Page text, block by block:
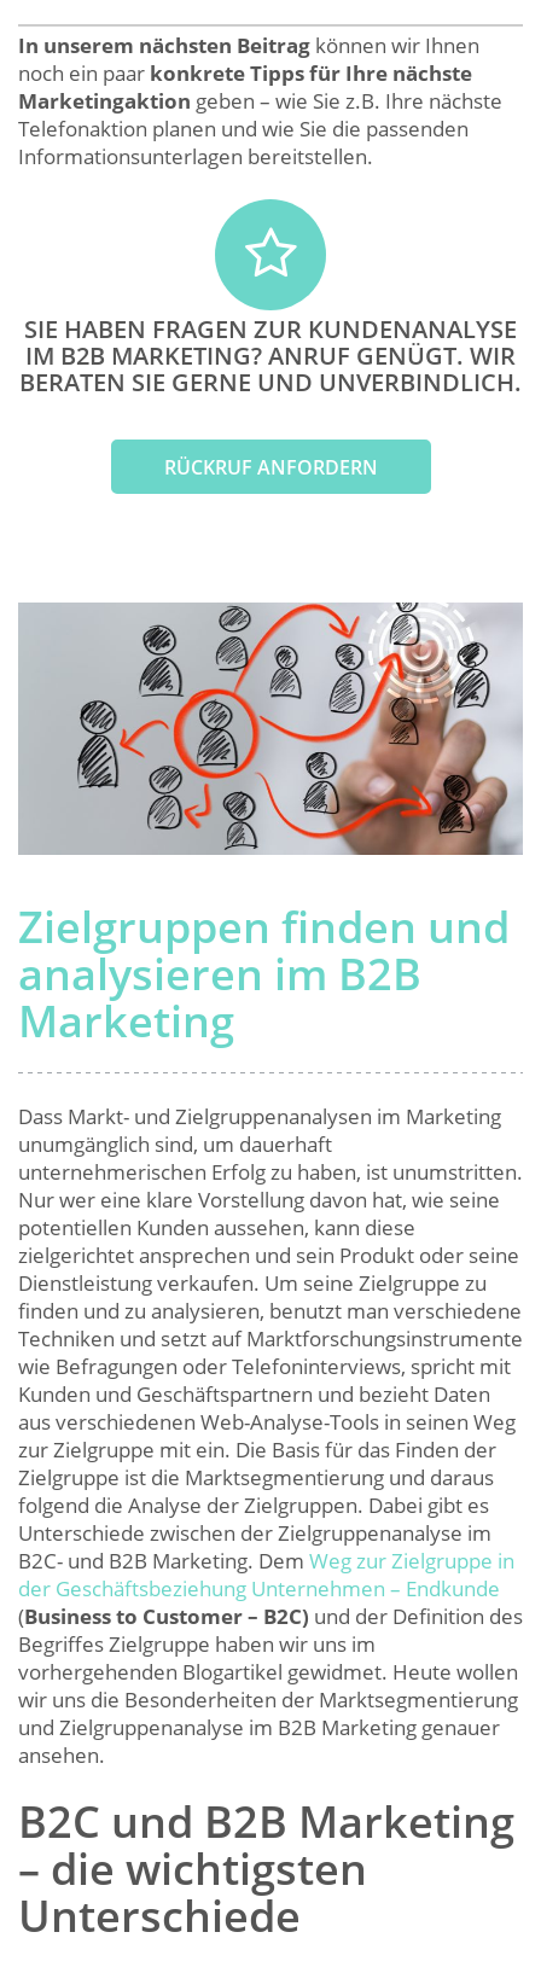
In unserem nächsten Beitrag können wir Ihnen
noch ein paar konkrete Tipps für Ihre nächste
Marketingaktion geben – wie Sie z.B. Ihre nächste
Telefonaktion planen und wie Sie die passenden
Informationsunterlagen bereitstellen.
SIE HABEN FRAGEN ZUR KUNDENANALYSE
IM B2B MARKETING? ANRUF GENÜGT. WIR
BERATEN SIE GERNE UND UNVERBINDLICH.
RÜCKRUF ANFORDERN
Zielgruppen finden und
analysieren im B2B
Marketing
Dass Markt- und Zielgruppenanalysen im Marketing
unumgänglich sind, um dauerhaft
unternehmerischen Erfolg zu haben, ist unumstritten.
Nur wer eine klare Vorstellung davon hat, wie seine
potentiellen Kunden aussehen, kann diese
zielgerichtet ansprechen und sein Produkt oder seine
Dienstleistung verkaufen. Um seine Zielgruppe zu
finden und zu analysieren, benutzt man verschiedene
Techniken und setzt auf Marktforschungsinstrumente
wie Befragungen oder Telefoninterviews, spricht mit
Kunden und Geschäftspartnern und bezieht Daten
aus verschiedenen Web-Analyse-Tools in seinen Weg
zur Zielgruppe mit ein. Die Basis für das Finden der
Zielgruppe ist die Marktsegmentierung und daraus
folgend die Analyse der Zielgruppen. Dabei gibt es
Unterschiede zwischen der Zielgruppenanalyse im
B2C- und B2B Marketing. Dem Weg zur Zielgruppe in
der Geschäftsbeziehung Unternehmen – Endkunde
(Business to Customer – B2C) und der Definition des
Begriffes Zielgruppe haben wir uns im
vorhergehenden Blogartikel gewidmet. Heute wollen
wir uns die Besonderheiten der Marktsegmentierung
und Zielgruppenanalyse im B2B Marketing genauer
ansehen.
B2C und B2B Marketing
– die wichtigsten
Unterschiede